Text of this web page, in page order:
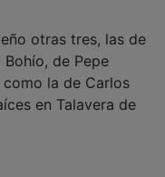
de Pepe
la de Carlos
en Talavera de